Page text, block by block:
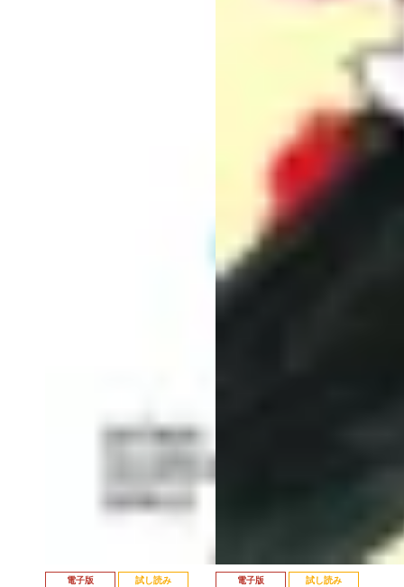
電子版 試し読み 電子版 試し読み